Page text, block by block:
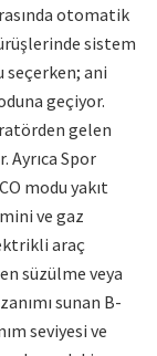
otomatik
sistem
seçerken; ani
geçiyor.
gelen
Ayrıca Spor
modu yakıt
ve gaz
araç
süzülme veya
sunan B-
seviyesi ve